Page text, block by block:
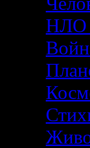
НЛО